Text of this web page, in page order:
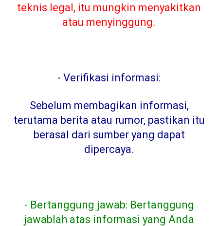
teknis legal, itu mungkin menyakitkan
atau menyinggung.
- Verifikasi informasi:
Sebelum membagikan informasi,
terutama berita atau rumor, pastikan itu
berasal dari sumber yang dapat
dipercaya.
- Bertanggung jawab: Bertanggung
jawablah atas informasi yang Anda